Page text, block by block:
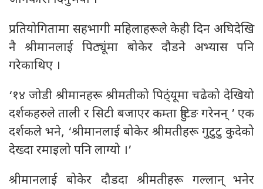
प्रतियोगितामा सहभागी महिलाहरूले केही दिन अघिदेखि
नै श्रीमानलाई पिठ्यूंमा बोकेर दौडने अभ्यास पनि
गरेकाथिए ।
‘१४ जोडी श्रीमानहरू श्रीमतीको पिठ्ंयूमा चढेको देखियो
दर्शकहरुले ताली र सिटी बजाएर कम्ता हुटिङ गरेनन् ’ एक
दर्शकले भने, ‘श्रीमानलाई बोकेर श्रीमतीहरू गुटुटु कुदेको
देख्दा रमाइलो पनि लाग्यो ।’
श्रीमानलाई बोकेर दौडदा श्रीमतीहरू गल्लान् भनेर